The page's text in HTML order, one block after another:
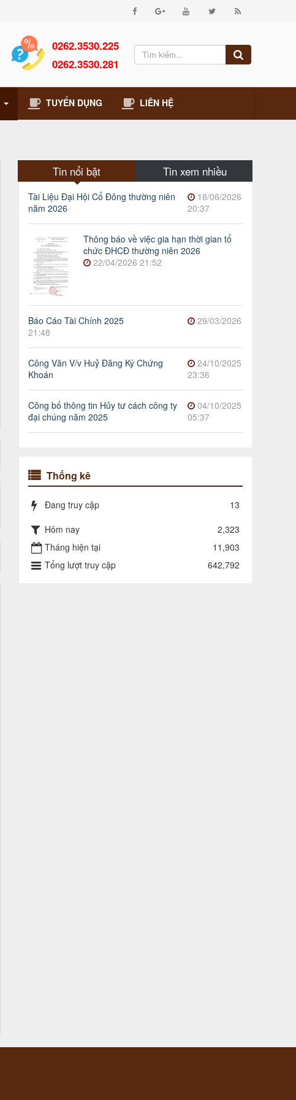
0262.3530.225
0262.3530.281
TUYỂN DỤNG LIÊN HỆ
Tin nổi bật Tin xem nhiều
Tài Liệu Đại Hội Cổ Đông thường niên
năm 2026
18/06/2026
20:37
Thông báo về việc gia hạn thời gian tổ
chức ĐHCĐ thường niên 2026
22/04/2026 21:52
Báo Cáo Tài Chính 2025
29/03/2026
21:48
Công Văn V/v Huỷ Đăng Ký Chứng
Khoán
24/10/2025
23:36
Công bố thông tin Hủy tư cách công ty
đại chúng năm 2025
04/10/2025
05:37
Thống kê
Đang truy cập
13
Hôm nay
2,323
Tháng hiện tại
11,903
Tổng lượt truy cập
642,792